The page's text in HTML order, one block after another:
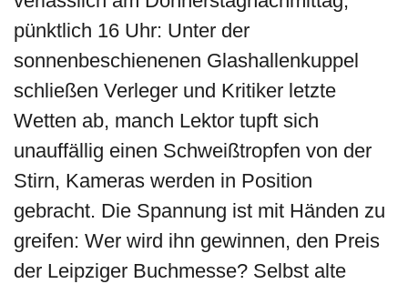
pünktlich 16 Uhr: Unter der
sonnenbeschienenen Glashallenkuppel
schließen Verleger und Kritiker letzte
Wetten ab, manch Lektor tupft sich
unauffällig einen Schweißtropfen von der
Stirn, Kameras werden in Position
gebracht. Die Spannung ist mit Händen zu
greifen: Wer wird ihn gewinnen, den Preis
der Leipziger Buchmesse? Selbst alte